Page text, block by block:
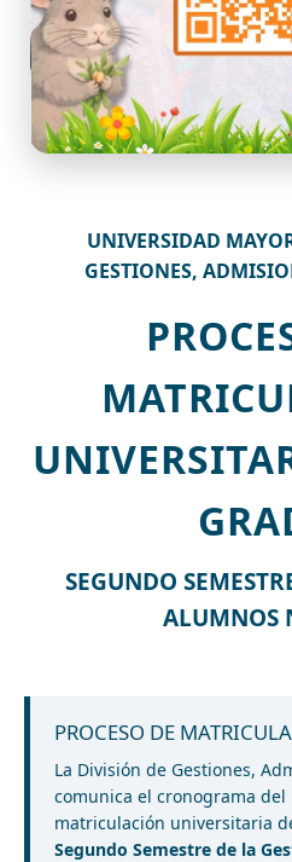
UNIVERSIDAD
GESTIONES,
SEGUNDO
ALUMNOS
PROCESO DE
La División de Gestiones,
comunica el cronograma del
matriculación universitaria
Segundo Semestre de la